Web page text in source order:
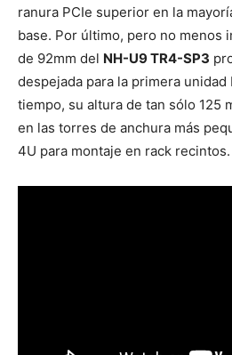
ranura PCIe superior en la
base. Por último, pero no menos
de 92mm del NH-U9 TR4-SP3
despejada para la primera unidad
tiempo, su altura de tan sólo 125
en las torres de anchura más
4U para montaje en rack recintos.